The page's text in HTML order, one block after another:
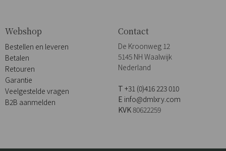
Webshop
Bestellen en leveren
Betalen
Retouren
Garantie
Veelgestelde vragen
B2B aanmelden
Contact
De Kroonweg 12
5145 NH Waalwijk
Nederland
T +31 (0)416 223 010
E info@dmlxry.com
KVK80622259